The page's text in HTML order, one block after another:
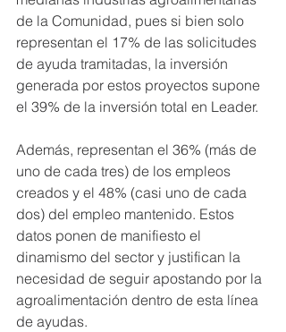
de la Comunidad, pues si bien solo
representan el 17% de las solicitudes
de ayuda tramitadas, la inversión
generada por estos proyectos supone
el 39% de la inversión total en Leader.
Además, representan el 36% (más de
uno de cada tres) de los empleos
creados y el 48% (casi uno de cada
dos) del empleo mantenido. Estos
datos ponen de manifiesto el
dinamismo del sector y justifican la
necesidad de seguir apostando por la
agroalimentación dentro de esta línea
de ayudas.